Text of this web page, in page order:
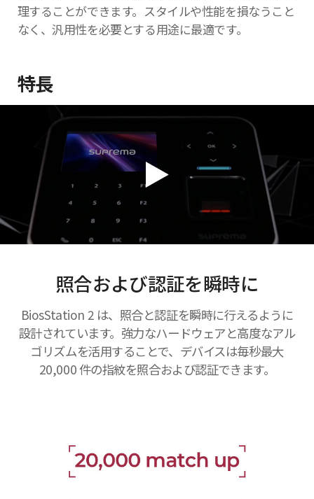
理することができます。スタイルや性能を損なうこと
なく、汎用性を必要とする用途に最適です。
特長
照合および認証を瞬時に
BiosStation 2 は、照合と認証を瞬時に行えるように
設計されています。強力なハードウェアと高度なアル
ゴリズムを活用することで、デバイスは毎秒最大
20,000 件の指紋を照合および認証できます。